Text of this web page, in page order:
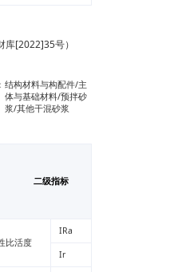
库[2022]35号）
结构材料与构配件/主
体与基础材料/预拌砂
浆/其他干混砂浆
二级指标
比活度
IRa
Ir